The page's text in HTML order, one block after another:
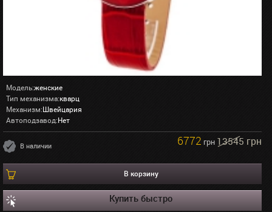
Модель:женские
Тип механизма:кварц
Механизм:Швейцария
Автоподзавод:Нет
В наличии 6772 грн 13545 грн
В корзину
Купить быстро